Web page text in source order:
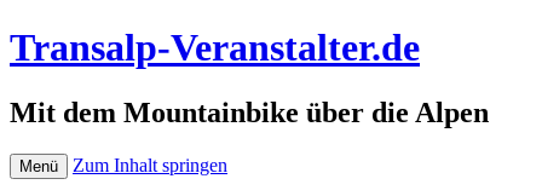
Transalp-Veranstalter.de
Mit dem Mountainbike über die Alpen
Menü Zum Inhalt springen